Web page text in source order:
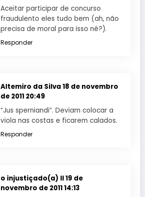
Aceitar participar de concurso
fraudulento eles tudo bem (ah, não
precisa de moral para isso né?).
Responder
Altemiro da Silva 18 de novembro
de 2011 20:49
“Jus sperniandi”. Deviam colocar a
viola nas costas e ficarem calados.
Responder
o injustiçado(a) II19 de
novembro de 2011 14:13